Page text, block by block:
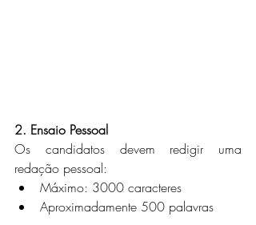
2. Ensaio Pessoal
Os candidatos devem redigir uma
redação pessoal:
Máximo: 3000 caracteres
Aproximadamente 500 palavras